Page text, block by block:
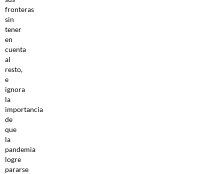
fronteras
sin
tener
en
cuenta
al
resto,
e
ignora
la
importancia
de
que
la
pandemia
logre
pararse